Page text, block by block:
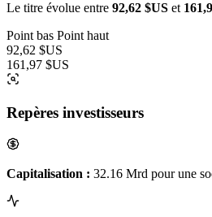
Le titre évolue entre 92,62 $US et
Point bas Point haut
92,62 $US
161,97 $US
Repères investisseurs
Capitalisation : 32.16 Mrd pour une